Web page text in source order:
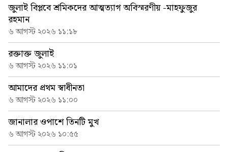
জুলাই বিপ্লবে শ্রমিকদের আত্মত্যাগ অবিস্মরণীয় -মাহফুজুর
রহমান
৬ আগস্ট ২০২৬ ১১:১৮
রক্তাক্ত জুলাই
৬ আগস্ট ২০২৬ ১১:০১
আমাদের প্রথম স্বাধীনতা
৬ আগস্ট ২০২৬ ১১:০০
জানালার ওপাশে তিনটি মুখ
৬ আগস্ট ২০২৬ ১০:৫৫